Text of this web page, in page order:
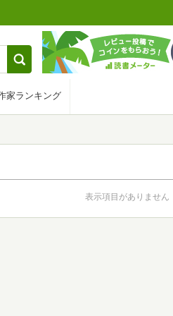
家ランキング
表示項目がありません